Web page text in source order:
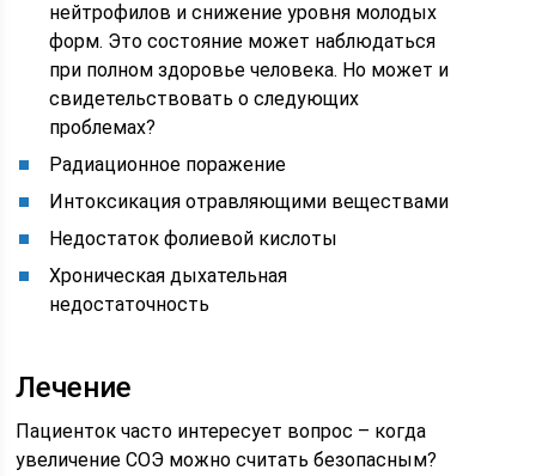
нейтрофилов и снижение уровня молодых
форм. Это состояние может наблюдаться
при полном здоровье человека. Но может и
свидетельствовать о следующих
проблемах?
Радиационное поражение
Интоксикация отравляющими веществами
Недостаток фолиевой кислоты
Хроническая дыхательная
недостаточность
Лечение
Пациенток часто интересует вопрос – когда
увеличение СОЭ можно считать безопасным?